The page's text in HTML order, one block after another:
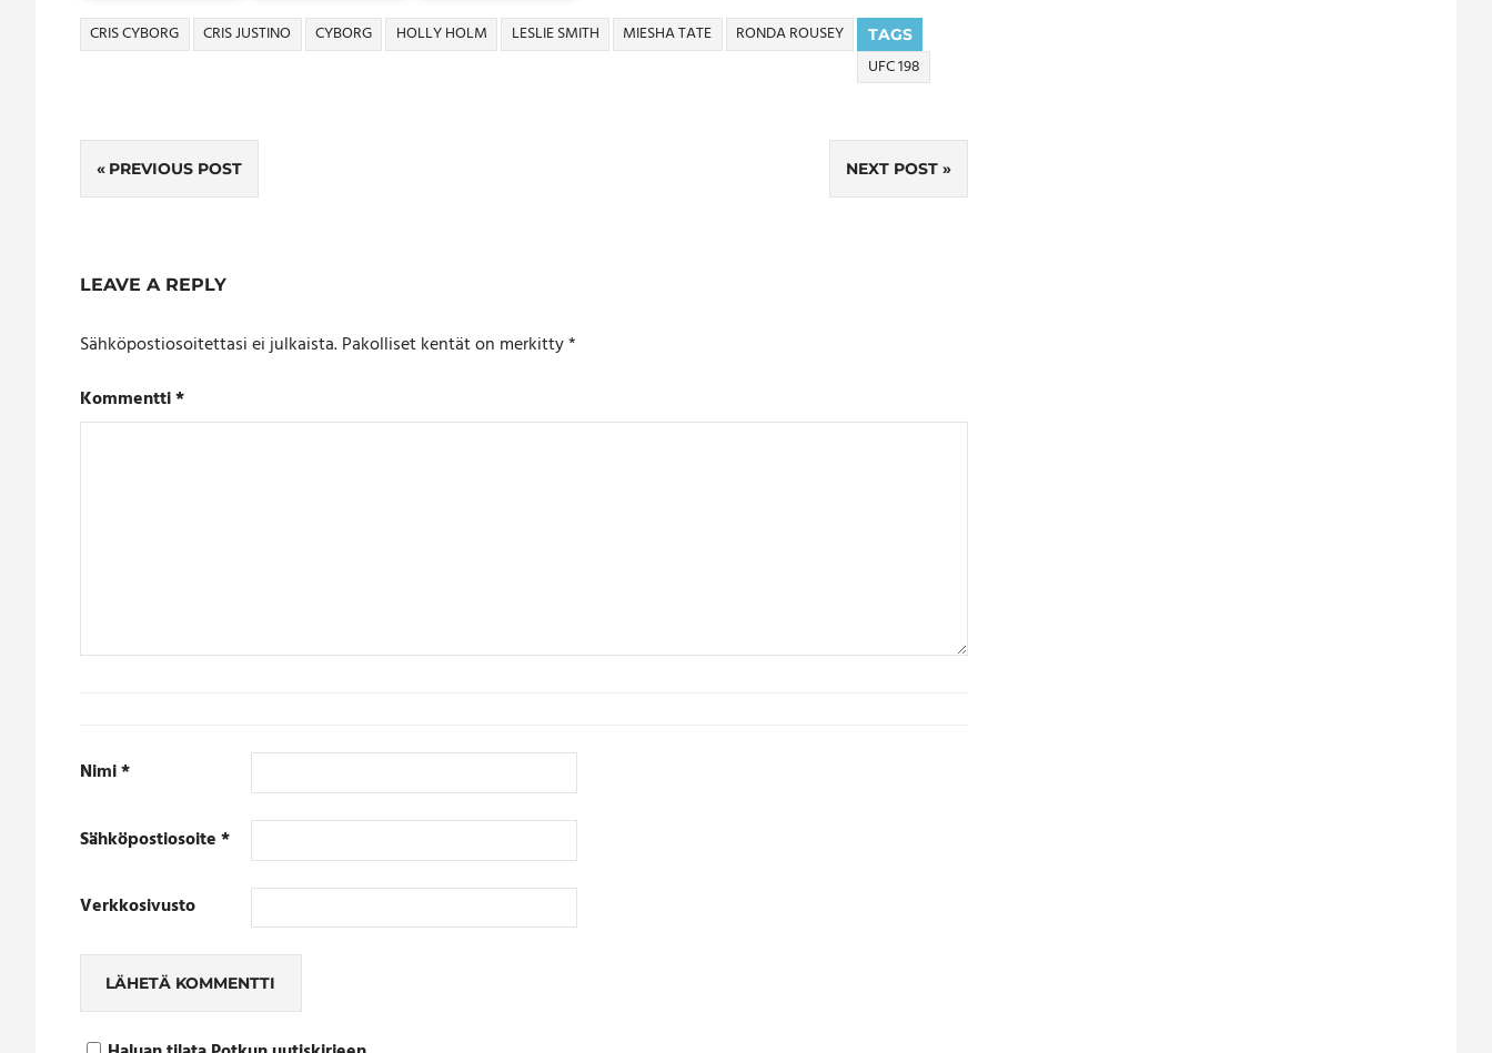
TAGS
CRIS CYBORG CRIS JUSTINO CYBORG HOLLY HOLM LESLIE SMITH MIESHA TATE
RONDA ROUSEY
UFC 198
Artikkelien
selaus
PREVIOUS POST NEXT POST
LEAVE A REPLY
Sähköpostiosoitettasi ei julkaista.Pakolliset kentät on merkitty*
Kommentti*
Nimi*
Sähköpostiosoite*
Verkkosivusto